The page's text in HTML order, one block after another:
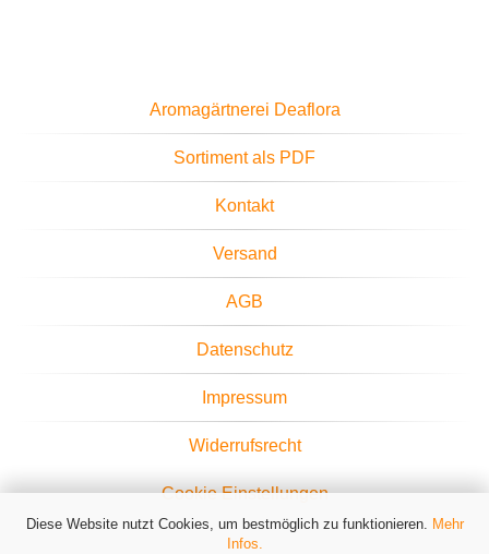
Diese Website nutzt Cookies, um bestmöglich zu funktionieren. Mehr
Infos.
Aromagärtnerei Deaflora
Sortiment als PDF
Kontakt
Versand
AGB
Datenschutz
Impressum
Widerrufsrecht
Cookie Einstellungen